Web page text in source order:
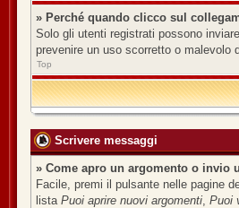
» Perché quando clicco sul
Solo gli utenti registrati possono
prevenire un uso scorretto o malevolo
Top
Scrivere messaggi
» Come apro un argomento o invio
Facile, premi il pulsante nelle pagine
lista Puoi aprire nuovi argomenti, Puoi